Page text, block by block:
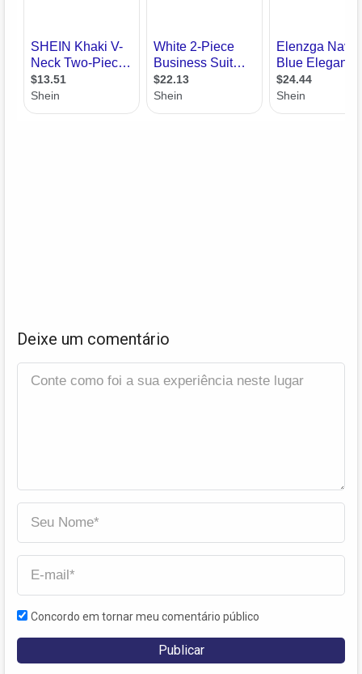
Deixe um comentário
Concordo em tornar meu comentário público